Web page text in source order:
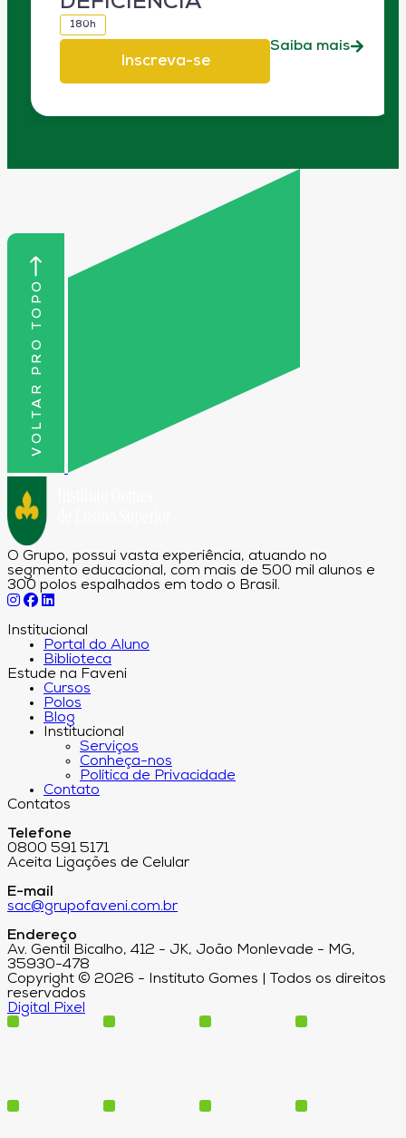
180h
Inscreva-se
Saiba mais
VOLTAR PRO TOPO
O Grupo, possui vasta experiência, atuando no
segmento educacional, com mais de 500 mil alunos e
300 polos espalhados em todo o Brasil.
Institucional
Portal do Aluno
Biblioteca
Estude na Faveni
Cursos
Polos
Blog
Institucional
Serviços
Conheça-nos
Política de Privacidade
Contato
Contatos
Telefone
0800 591 5171
Aceita Ligações de Celular
E-mail
sac@grupofaveni.com.br
Endereço
Av. Gentil Bicalho, 412 - JK, João Monlevade - MG,
35930-478
Copyright © 2026 - Instituto Gomes | Todos os direitos
reservados
Digital Pixel